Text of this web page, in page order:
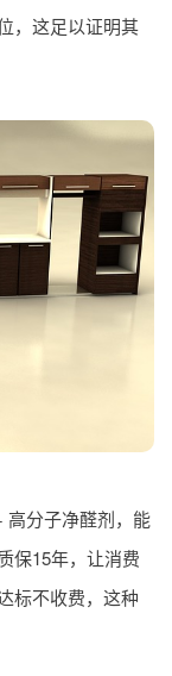
，这足以证明其
高分子净醛剂，能
保15年，让消费
标不收费，这种